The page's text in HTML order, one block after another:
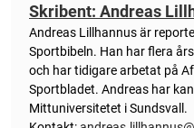
Skribent: Andreas
Andreas Lillhannus är
Sportbibeln. Han har flera
och har tidigare arbetat på
Sportbladet. Andreas har
Mittuniversitetet i Sundsvall.